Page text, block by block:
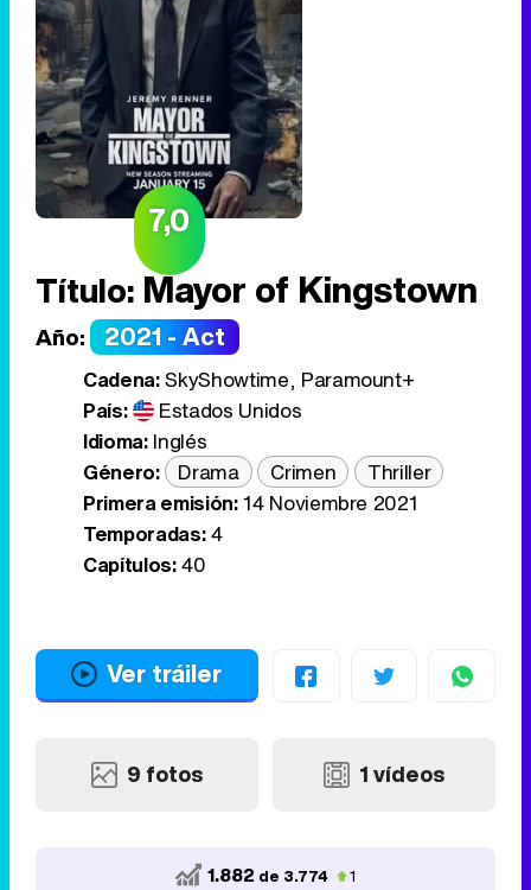
7,0
Título: Mayor of Kingstown
Año: 2021 - Act
Cadena:SkyShowtime, Paramount+
País:
Estados Unidos
Idioma: Inglés
Género:
Drama Crimen
Thriller
Primera emisión:14 Noviembre 2021
Temporadas:4
Capítulos:40
Ver tráiler
9 fotos 1 vídeos
1.882 de 3.774 1